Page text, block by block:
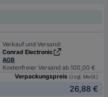
Verkauf und Versand:
Conrad Electronic
AGB
Kostenfreier Versand ab 100,00 €
Verpackungspreis (zzgl. MwSt.)
26,88 €